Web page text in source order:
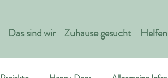
Das sind wir Zuhause gesucht Helfen